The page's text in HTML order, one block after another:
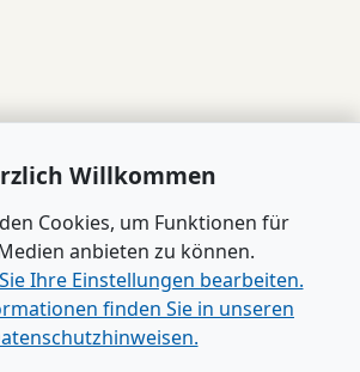
Willkommen
Cookies, um Funktionen für
anbieten zu können.
Ihre Einstellungen bearbeiten.
finden Sie in unseren